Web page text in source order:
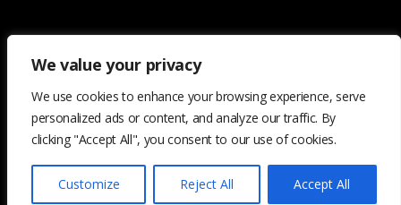
We value your privacy
We use cookies to enhance your browsing experience, serve
personalized ads or content, and analyze our traffic. By
clicking "Accept All", you consent to our use of cookies.
Customize Reject All Accept All